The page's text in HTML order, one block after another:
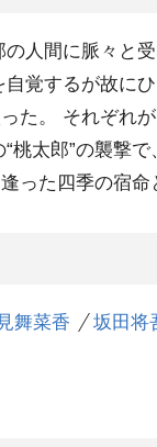
人間に脈々と
覚するが故に
た。 それぞれ
太郎”の襲撃で
った四季の宿命
舞菜香 坂田将